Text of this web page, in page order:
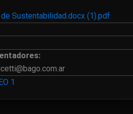
de Sustentabilidad.docx (1).pdf
1